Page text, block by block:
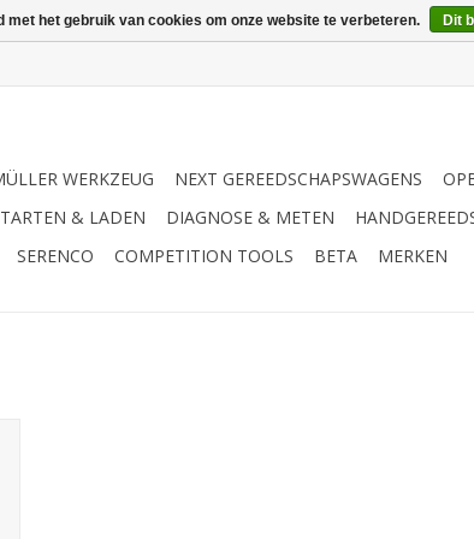
WERKZEUG NEXT GEREEDSCHAPSWAGENS
& LADEN DIAGNOSE & METEN
SERENCO COMPETITION TOOLS BETA MERKEN
met het gebruik van cookies om onze website te verbeteren. Dit